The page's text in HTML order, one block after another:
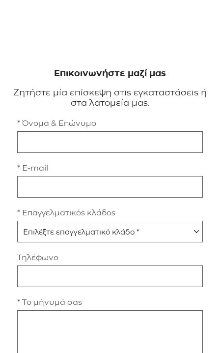
Επικοινωνήστε μαζί μας
Ζητήστε μία επίσκεψη στις εγκαταστάσεις ή
στα λατομεία μας.
* Όνομα & Επώνυμο
* E-mail
* Επαγγελματικός κλάδος
Τηλέφωνο
* Το μήνυμά σας